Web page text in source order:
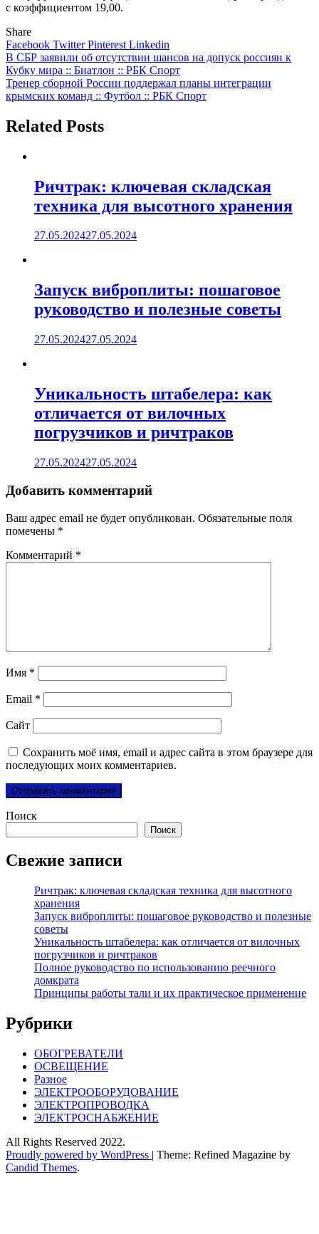
с коэффициентом 19,00.
Share
Facebook TwitterPinterest Linkedin
Навигация
по
записям
В СБР заявили об отсутствии шансов на допуск россиян к
Кубку мира :: Биатлон :: РБК Спорт
Тренер сборной России поддержал планы интеграции
крымских команд :: Футбол :: РБК Спорт
Related Posts
Ричтрак: ключевая складская
техника для высотного хранения
27.05.202427.05.2024
Запуск виброплиты: пошаговое
руководство и полезные советы
27.05.202427.05.2024
Уникальность штабелера: как
отличается от вилочных
погрузчиков и ричтраков
27.05.202427.05.2024
Добавить комментарий
Ваш адрес email не будет опубликован. Обязательные поля
помечены *
Комментарий *
Имя *
Email *
Сайт
Сохранить моё имя, email и адрес сайта в этом браузере для
последующих моих комментариев.
Поиск
Поиск
Свежие записи
Ричтрак: ключевая складская техника для высотного
хранения
Запуск виброплиты: пошаговое руководство и полезные
советы
Уникальность штабелера: как отличается от вилочных
погрузчиков и ричтраков
Полное руководство по использованию реечного
домкрата
Принципы работы тали и их практическое применение
Рубрики
ОБОГРЕВАТЕЛИ
ОСВЕЩЕНИЕ
Разное
ЭЛЕКТРООБОРУДОВАНИЕ
ЭЛЕКТРОПРОВОДКА
ЭЛЕКТРОСНАБЖЕНИЕ
All Rights Reserved 2022.
Proudly powered by WordPress | Theme: Refined Magazine by
Candid Themes.